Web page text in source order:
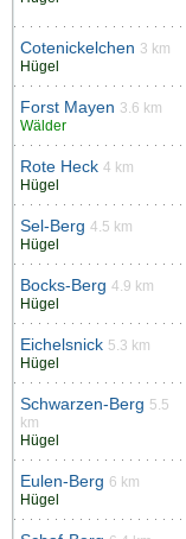
Cotenickelchen 3 km
Hügel
Forst Mayen 3.6 km
Wälder
Rote Heck 4 km
Hügel
Sel-Berg 4.5 km
Hügel
Bocks-Berg 4.9 km
Hügel
Eichelsnick 5.3 km
Hügel
Schwarzen-Berg 5.5
km
Hügel
Eulen-Berg 6 km
Hügel